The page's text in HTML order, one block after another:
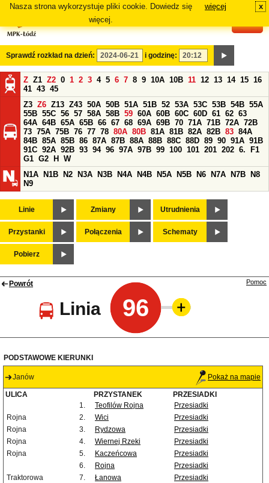
Nasza strona wykorzystuje pliki cookie. Dowiedz się
więcej.
więcej x
Sprawdź rozkład na dzień: i godzinę:
Z Z1 Z2 0 1 2 3 4 5 6 7 8 9 10A 10B 11 12 13 14 15 16
41 43 45
Z3 Z6 Z13 Z43 50A 50B 51A 51B 52 53A 53C 53B 54B 55A
55B 55C 56 57 58A 58B 59 60A 60B 60C 60D 61 62 63
64A 64B 65A 65B 66 67 68 69A 69B 70 71A 71B 72A 72B
73 75A 75B 76 77 78 80A 80B 81A 81B 82A 82B 83 84A
84B 85A 85B 86 87A 87B 88A 88B 88C 88D 89 90 91A 91B
91C 92A 92B 93 94 96 97A 97B 99 100 101 201 202 6.
F1
G1 G2 H
W
N1A
N1B N2 N3A N3B N4A N4B N5A N5B N6 N7A N7B
N8
N9
Linie Zmiany Utrudnienia
Przystanki Połączenia Schematy
Pobierz
Powrót
Linia 96
Pomoc
PODSTAWOWE KIERUNKI
Janów Pokaż na mapie
ULICA PRZYSTANEK
PRZESIADKI
1.
Teofilów Rojna
Przesiadki
Rojna
2. Wici
Przesiadki
Rojna
3. Rydzowa
Przesiadki
Rojna
4. Wiernej Rzeki
Przesiadki
Rojna
5. Kaczeńcowa
Przesiadki
6.
Rojna
Przesiadki
Traktorowa
7. Łanowa
Przesiadki